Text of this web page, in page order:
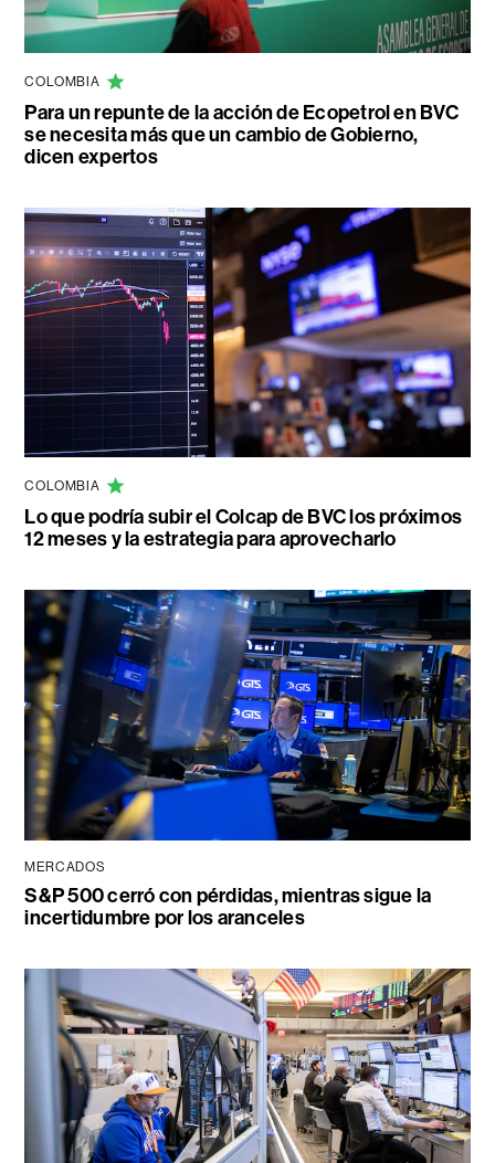
COLOMBIA
Para un repunte de la acción de Ecopetrol en BVC
se necesita más que un cambio de Gobierno,
dicen expertos
COLOMBIA
Lo que podría subir el Colcap de BVC los próximos
12 meses y la estrategia para aprovecharlo
MERCADOS
S&P 500 cerró con pérdidas, mientras sigue la
incertidumbre por los aranceles